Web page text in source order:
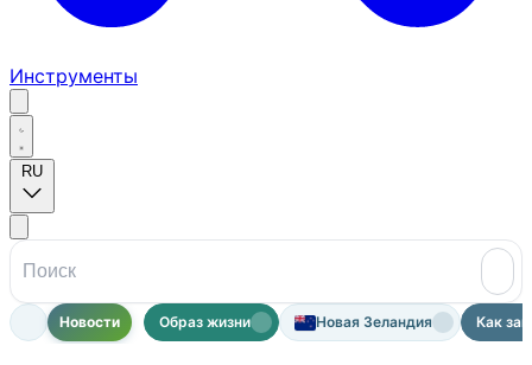
Инструменты
RU
Новости Образ жизни Новая Зеландия Как